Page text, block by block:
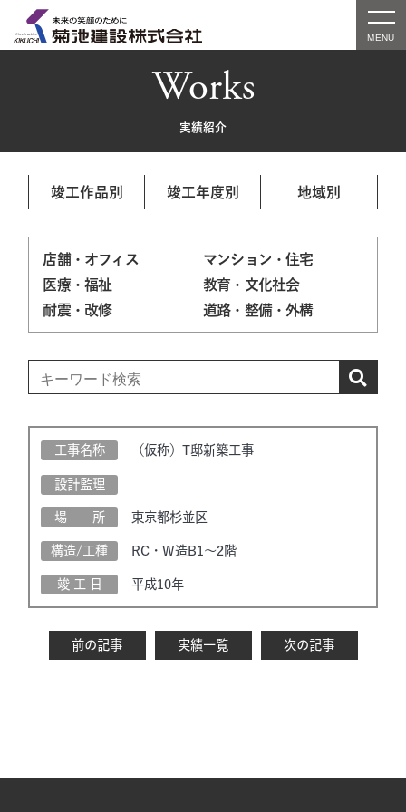
Works
実績紹介
竣工作品別 竣工年度別 地域別
店舗・オフィス
マンション・住宅
医療・福祉
教育・文化社会
耐震・改修
道路・整備・外構
工事名称 （仮称）T邸新築工事
設計監理
場 所 東京都杉並区
構造/工種 RC・W造B1～2階
竣 工 日 平成10年
前の記事 実績一覧 次の記事